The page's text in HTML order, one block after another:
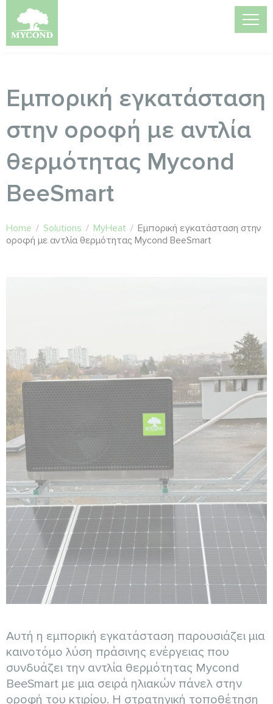
Εμπορική εγκατάσταση
στην οροφή με αντλία
θερμότητας Mycond
BeeSmart
Home / Solutions / MyHeat / Εμπορική εγκατάσταση στην
οροφή με αντλία θερμότητας Mycond BeeSmart
Αυτή η εμπορική εγκατάσταση παρουσιάζει μια
καινοτόμο λύση πράσινης ενέργειας που
συνδυάζει την αντλία θερμότητας Mycond
BeeSmart με μια σειρά ηλιακών πάνελ στην
οροφή του κτιρίου. Η στρατηγική τοποθέτηση